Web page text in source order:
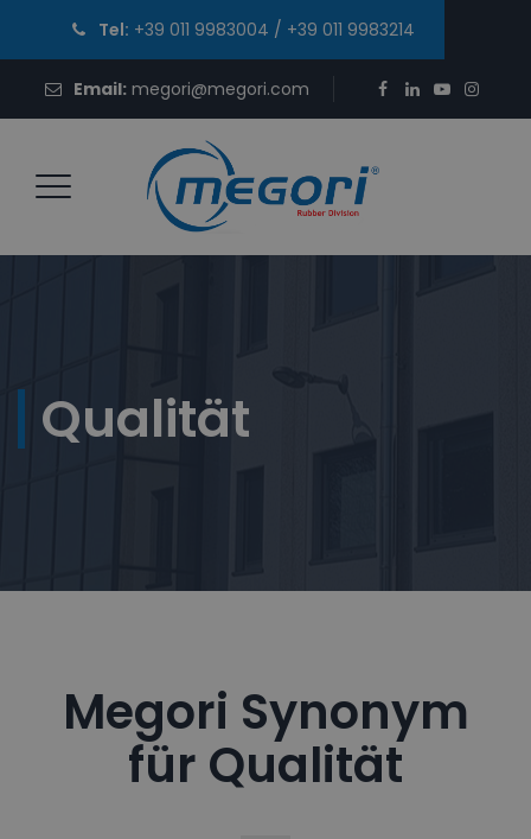
Tel: +39 011 9983004 / +39 011 9983214
Email: megori@megori.com
Qualität
Megori Synonym
für Qualität